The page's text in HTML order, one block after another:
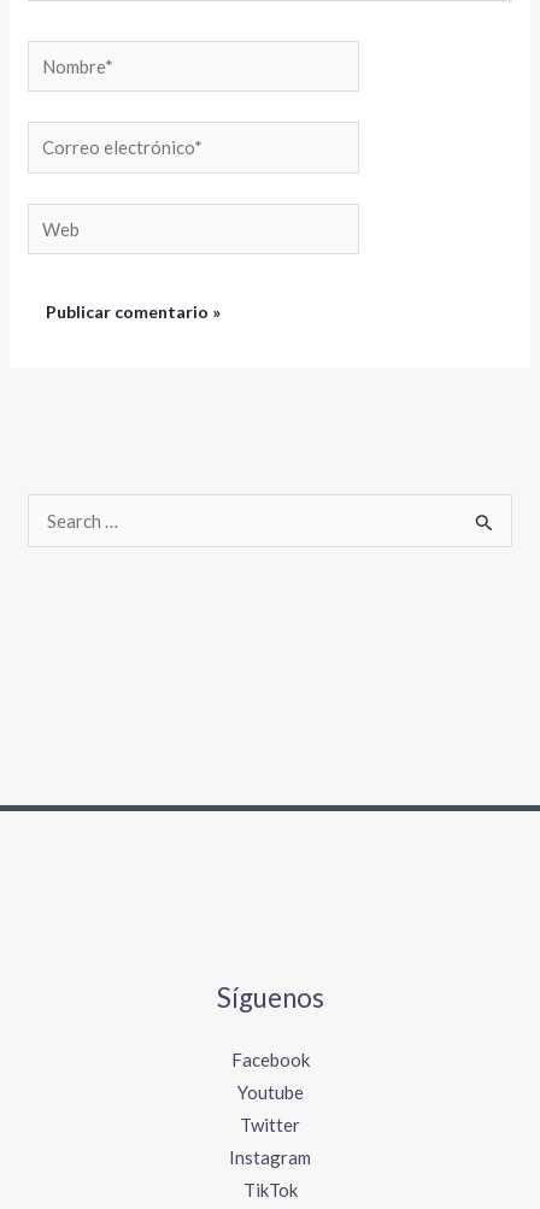
Correo
electrónico*
r
Síguenos
Facebook
Youtube
Twitter
Instagram
TikTok